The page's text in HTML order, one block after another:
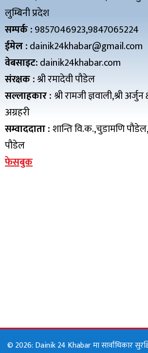
लुम्बिनी प्रदेश
सम्पर्क :9857046923,9847065224
ईमेल :dainik24khabar@gmail.com
वेबसाइट:dainik24khabar.com
संरक्षक :श्री रमादेवी पौडेल
सल्लाहकार :श्री रामजी ज्ञवाली,श्री अर्जुन
अग्रहरी
सम्वाददाता :शान्ति वि.क.,चुडामणि
पौडेल
फेसबुक
© 2026: Dainik 24 Khabar मा सार्वाधिकार